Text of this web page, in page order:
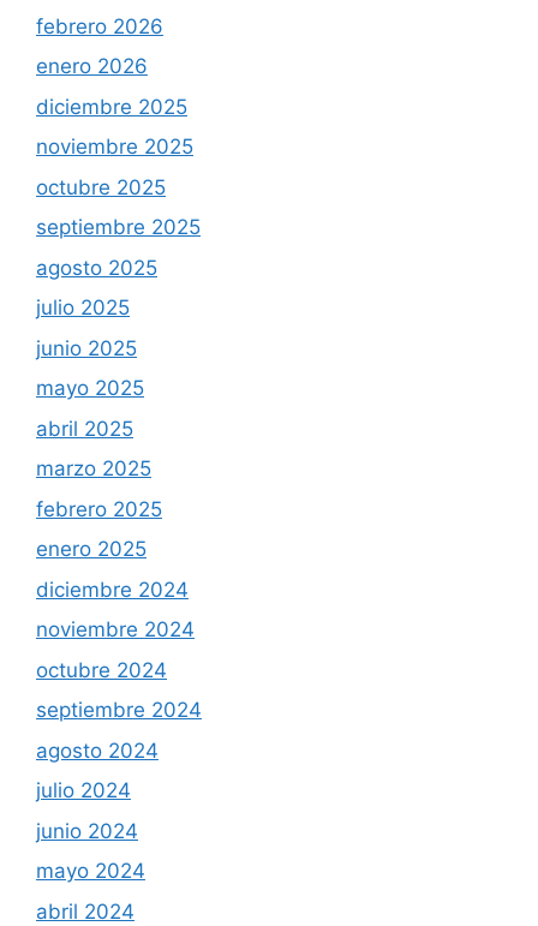
febrero 2026
enero 2026
diciembre 2025
noviembre 2025
octubre 2025
septiembre 2025
agosto 2025
julio 2025
junio 2025
mayo 2025
abril 2025
marzo 2025
febrero 2025
enero 2025
diciembre 2024
noviembre 2024
octubre 2024
septiembre 2024
agosto 2024
julio 2024
junio 2024
mayo 2024
abril 2024